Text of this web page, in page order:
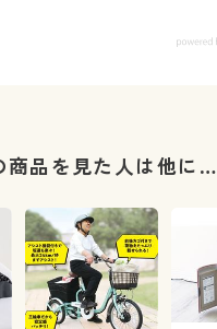
商品を見た人は他に…